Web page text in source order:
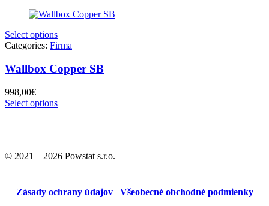
Select options
Categories: Firma
Wallbox Copper SB
998,00€
Select options
© 2021 – 2026 Powstat s.r.o.
Zásady ochrany údajov Všeobecné obchodné podmienky